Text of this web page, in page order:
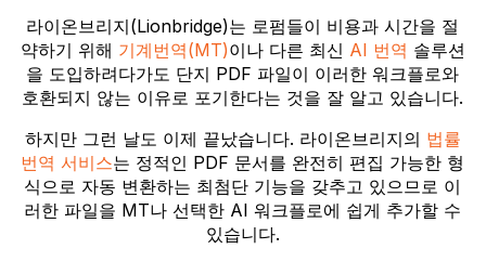
라이온브리지(Lionbridge)는 로펌들이 비용과 시간을 절
약하기 위해 기계번역(MT)이나 다른 최신 AI 번역 솔루션
을 도입하려다가도 단지 PDF 파일이 이러한 워크플로와
호환되지 않는 이유로 포기한다는 것을 잘 알고 있습니다.
하지만 그런 날도 이제 끝났습니다. 라이온브리지의 법률
번역 서비스는 정적인 PDF 문서를 완전히 편집 가능한 형
식으로 자동 변환하는 최첨단 기능을 갖추고 있으므로 이
러한 파일을 MT나 선택한 AI 워크플로에 쉽게 추가할 수
있습니다.